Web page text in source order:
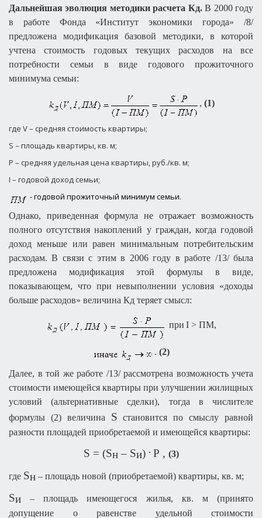
Дальнейшая эволюция методики расчета Кд.В 2000 году
в работе Фонда «Институт экономики города» /8/
предложена модификация базовой методики, в которой
учтена стоимость годовых текущих расходов на все
потребности семьи в виде годового прожиточного
минимума семьи:
, (1)
где V– средняя стоимость квартиры;
S – площадь квартиры, кв. м;
P – средняя удельная цена квартиры, руб./кв. м;
I – годовой доход семьи;
- годовой прожиточный минимум семьи.
Однако, приведенная формула не отражает возможность
полного отсутствия накоплений у граждан, когда годовой
доход меньше или равен минимальным потребительским
расходам. В связи с этим в 2006 году в работе /13/ была
предложена модификация этой формулы в виде,
показывающем, что при невыполнении условия «доходы
больше расходов» величина Кд теряет смысл:
при I > ПМ,
. (2)
Далее, в той же работе /13/ рассмотрена возможность учета
стоимости имеющейся квартиры при улучшении жилищных
условий (альтернативные сделки), тогда в числителе
формулы (2) величина S
становится по смыслу равной
разности площадей приобретаемой и имеющейся квартиры:
S = (Sн– Sи) . P , (3)
где Sн – площадь новой (приобретаемой) квартиры, кв. м;
Sи
– площадь имеющегося жилья, кв. м (принято
допущение о равенстве удельной стоимости